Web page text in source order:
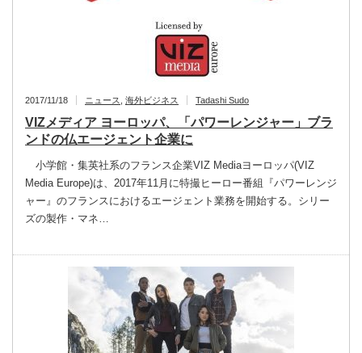
2017/11/18 ニュース 海外ビジネス Tadashi Sudo
VIZメディア ヨーロッパ、「パワーレンジャー」ブラ
ンドの仏エージェント企業に
小学館・集英社系のフランス企業VIZ Mediaヨーロッパ(VIZ
Media Europe)は、2017年11月に特撮ヒーロー番組『パワーレンジ
ャー』のフランスにおけるエージェント業務を開始する。シリー
ズの製作・マネ…